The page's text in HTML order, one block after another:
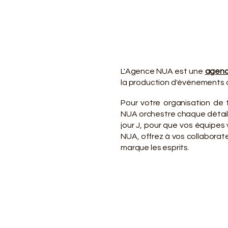
L'Agence NUA est une
la production d'événements
Pour votre organisation de
NUA orchestre chaque
jour J, pour que vos
NUA, offrez à vos
marque les esprits.